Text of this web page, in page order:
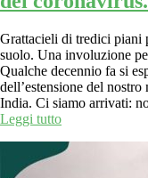
Grattacieli di tredici piani
suolo. Una involuzione
Qualche decennio fa si
dell’estensione del
India. Ci siamo arrivati:
Leggi tutto